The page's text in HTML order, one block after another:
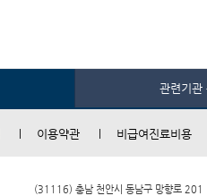
관련기관
이용약관 비급여진료비용
(31116) 충남 천안시 동남구 망향로 201